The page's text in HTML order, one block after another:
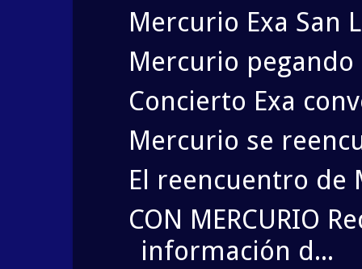
Mercurio Exa San
Mercurio pegando
Concierto Exa
Mercurio se
El reencuentro de
CON MERCURIO
información d...